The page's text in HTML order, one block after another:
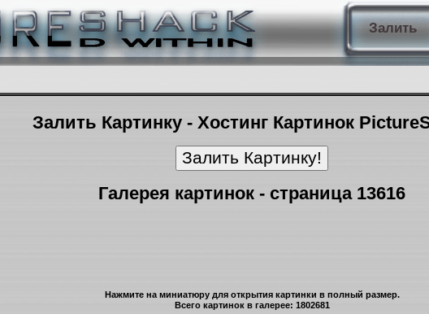
Залить
Залить Картинку - Хостинг Картинок
Галерея картинок - страница 13616
Нажмите на миниатюру для открытия картинки в полный размер.
Всего картинок в галерее: 1802681